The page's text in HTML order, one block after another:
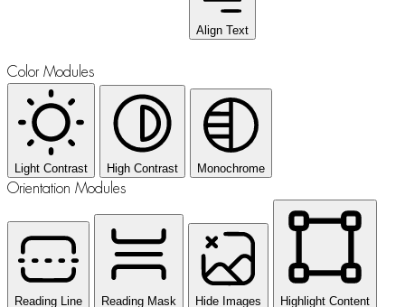
Align Text
Color Modules
Light Contrast High Contrast Monochrome
Orientation Modules
Reading Line Reading Mask Hide Images Highlight Content